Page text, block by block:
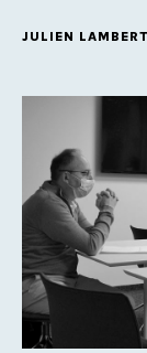
JULIEN LAMBERT